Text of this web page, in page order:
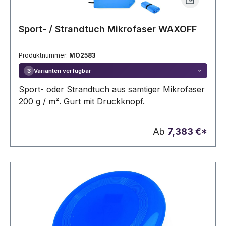
Sport- / Strandtuch Mikrofaser WAXOFF
Produktnummer: MO2583
3 Varianten verfügbar
Sport- oder Strandtuch aus samtiger Mikrofaser
200 g / m². Gurt mit Druckknopf.
Ab 7,383 €*